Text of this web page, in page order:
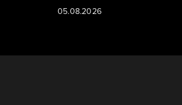
05.08.2026